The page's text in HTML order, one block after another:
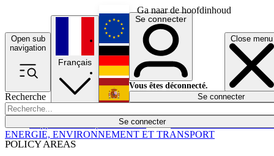
Ga naar de hoofdinhoud
Open sub
navigation
Close menu
Recherche
Se connecter
POLICY AREAS
Économie
Français
English
Deutsch
Español
Se connecter
Vous êtes déconnecté.
Se connecter
ENERGIE, ENVIRONNEMENT ET TRANSPORT